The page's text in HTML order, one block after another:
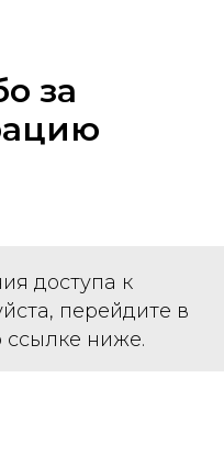
за
доступа к
перейдите в
ссылке ниже.